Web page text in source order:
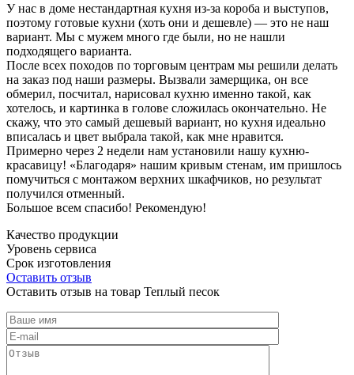
У нас в доме нестандартная кухня из-за короба и выступов,
поэтому готовые кухни (хоть они и дешевле) — это не наш
вариант. Мы с мужем много где были, но не нашли
подходящего варианта.
После всех походов по торговым центрам мы решили делать
на заказ под наши размеры. Вызвали замерщика, он все
обмерил, посчитал, нарисовал кухню именно такой, как
хотелось, и картинка в голове сложилась окончательно. Не
скажу, что это самый дешевый вариант, но кухня идеально
вписалась и цвет выбрала такой, как мне нравится.
Примерно через 2 недели нам установили нашу кухню-
красавицу! «Благодаря» нашим кривым стенам, им пришлось
помучиться с монтажом верхних шкафчиков, но результат
получился отменный.
Большое всем спасибо! Рекомендую!
Качество продукции
Уровень сервиса
Срок изготовления
Оставить отзыв
Оставить отзыв на товар Теплый песок